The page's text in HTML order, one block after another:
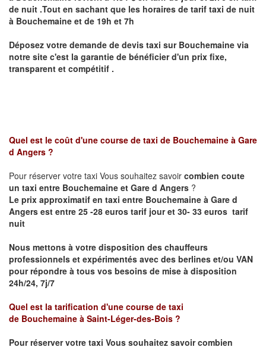
de nuit .Tout en sachant que les horaires de tarif taxi de nuit
à Bouchemaine et de 19h et 7h
Déposez votre demande de devis taxi sur Bouchemaine via
notre site c'est la garantie de bénéficier d'un prix fixe,
transparent et compétitif .
Quel est le coût d'une course de taxi de Bouchemaine à Gare
d Angers ?
Pour réserver votre taxi Vous souhaitez savoir combien coute
un taxi entre Bouchemaine et Gare d Angers ?
Le prix approximatif en taxi entre Bouchemaine à Gare d
Angers est entre 25 -28 euros tarif jour et 30- 33 euros tarif
nuit
Nous mettons à votre disposition des chauffeurs
professionnels et expérimentés avec des berlines et/ou VAN
pour répondre à tous vos besoins de mise à disposition
24h/24, 7j/7
Quel est la tarification d'une course de taxi
de Bouchemaine à Saint-Léger-des-Bois ?
Pour réserver votre taxi Vous souhaitez savoircombien